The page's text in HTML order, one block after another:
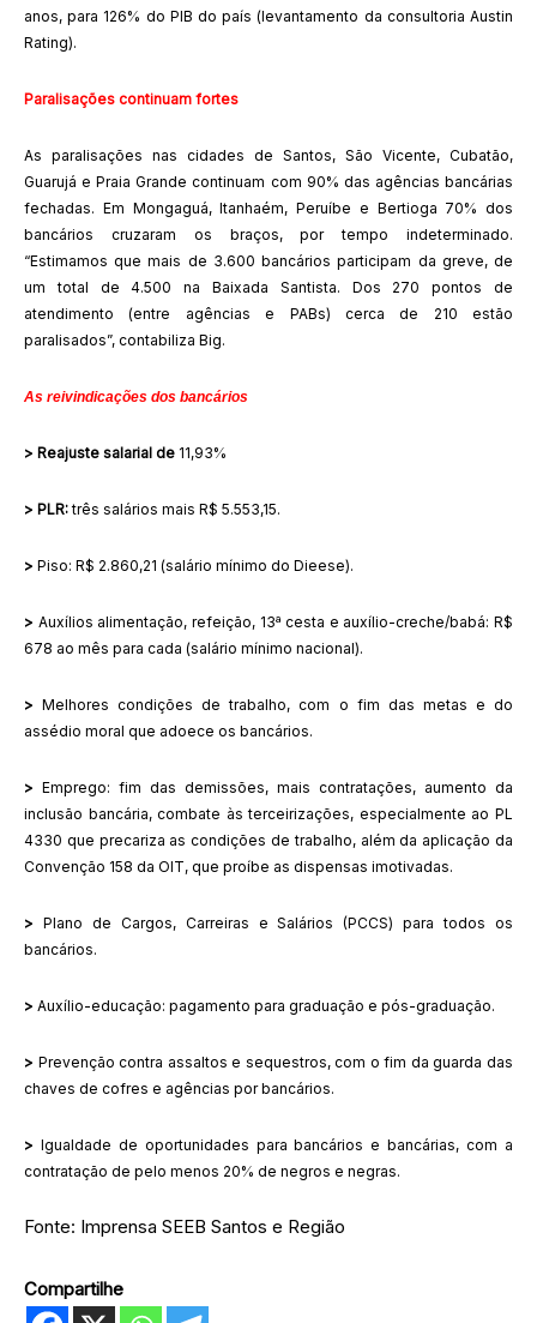
anos, para 126% do PIB do país (levantamento da consultoria Austin
Rating).
Paralisações continuam fortes
As paralisações nas cidades de Santos, São Vicente, Cubatão,
Guarujá e Praia Grande continuam com 90% das agências bancárias
fechadas. Em Mongaguá, Itanhaém, Peruíbe e Bertioga 70% dos
bancários cruzaram os braços, por tempo indeterminado.
“Estimamos que mais de 3.600 bancários participam da greve, de
um total de 4.500 na Baixada Santista. Dos 270 pontos de
atendimento (entre agências e PABs) cerca de 210 estão
paralisados”, contabiliza Big.
As reivindicações dos bancários
> Reajuste salarial de 11,93%
> PLR:três salários mais R$ 5.553,15.
> Piso: R$ 2.860,21 (salário mínimo do Dieese).
> Auxílios alimentação, refeição, 13ª cesta e auxílio-creche/babá: R$
678 ao mês para cada (salário mínimo nacional).
> Melhores condições de trabalho, com o fim das metas e do
assédio moral que adoece os bancários.
> Emprego: fim das demissões, mais contratações, aumento da
inclusão bancária, combate às terceirizações, especialmente ao PL
4330 que precariza as condições de trabalho, além da aplicação da
Convenção 158 da OIT, que proíbe as dispensas imotivadas.
> Plano de Cargos, Carreiras e Salários (PCCS) para todos os
bancários.
> Auxílio-educação: pagamento para graduação e pós-graduação.
> Prevenção contra assaltos e sequestros, com o fim da guarda das
chaves de cofres e agências por bancários.
> Igualdade de oportunidades para bancários e bancárias, com a
contratação de pelo menos 20% de negros e negras.
Fonte: Imprensa SEEB Santos e Região
Compartilhe